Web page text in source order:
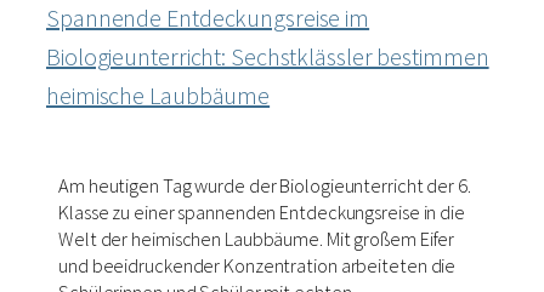
Spannende Entdeckungsreise im
Biologieunterricht: Sechstklässler bestimmen
heimische Laubbäume
Am heutigen Tag wurde der Biologieunterricht der 6.
Klasse zu einer spannenden Entdeckungsreise in die
Welt der heimischen Laubbäume. Mit großem Eifer
und beeidruckender Konzentration arbeiteten die